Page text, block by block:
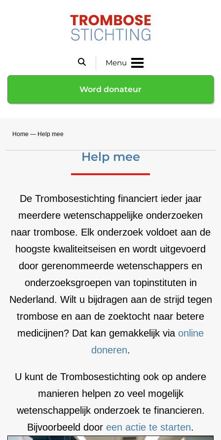
Word donateur
Menu
Home — Help mee
Help mee
De Trombosestichting financiert ieder jaar
meerdere wetenschappelijke onderzoeken
naar trombose. Elk onderzoek voldoet aan de
hoogste kwaliteitseisen en wordt uitgevoerd
door gerenommeerde wetenschappers en
onderzoeksgroepen van topinstituten in
Nederland. Wilt u bijdragen aan de strijd tegen
trombose en aan de zoektocht naar betere
medicijnen? Dat kan gemakkelijk via online
doneren.
U kunt de Trombosestichting ook op andere
manieren helpen zo veel mogelijk
wetenschappelijk onderzoek te financieren.
Bijvoorbeeld door een actie te starten.